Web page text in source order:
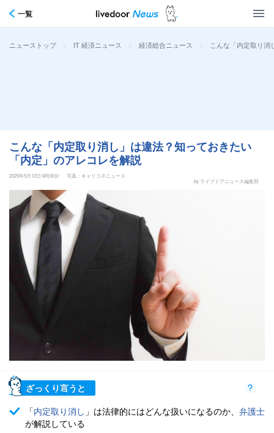
一覧
ニューストップ > IT 経済ニュース > 経済総合ニュース > こんな「内定取り消
こんな「内定取り消し」は違法？知っておきたい
「内定」のアレコレを解説
2025年5月12日 6時30分
写真：キャリコネニュース
by ライブドアニュース編集部
ざっくり言うと
「内定取り消し 」は法律的にはどんな扱いになるのか、 弁護士
が解説している